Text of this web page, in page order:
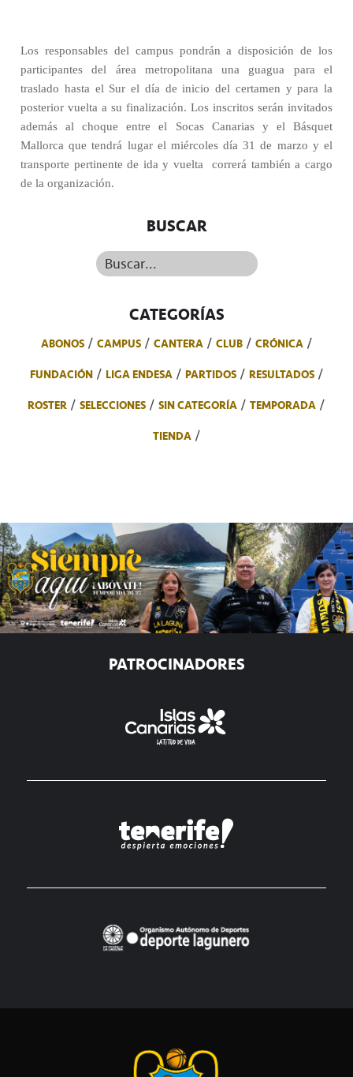
Los responsables del campus pondrán a disposición de los
participantes del área metropolitana una guagua para el
traslado hasta el Sur el día de inicio del certamen y para la
posterior vuelta a su finalización. Los inscritos serán invitados
además al choque entre el Socas Canarias y el Básquet
Mallorca que tendrá lugar el miércoles día 31 de marzo y el
transporte pertinente de ida y vuelta
correrá también a cargo
de la organización.
BUSCAR
Buscar...
CATEGORÍAS
ABONOS CAMPUS CANTERA CLUB
CRÓNICA
FUNDACIÓN
LIGA ENDESA PARTIDOS
RESULTADOS
ROSTER
SELECCIONES SIN CATEGORÍA
TEMPORADA
TIENDA
PATROCINADORES